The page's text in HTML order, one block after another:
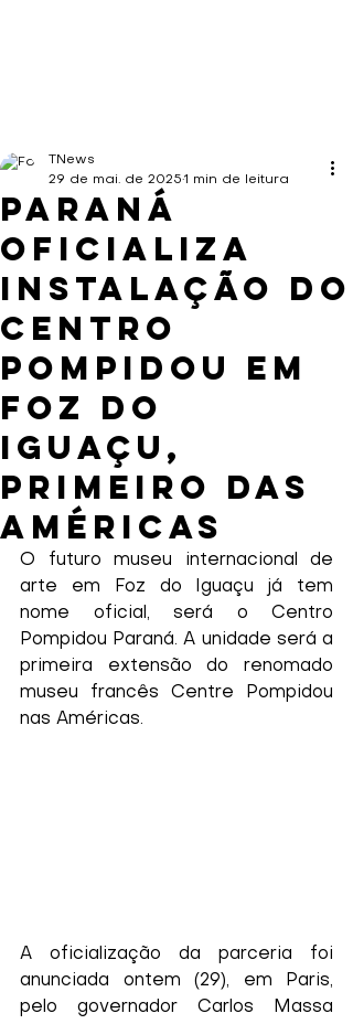
Paraná
oficializa
instalação do
Centro
Pompidou em
Foz do
Iguaçu,
primeiro das
Américas
TNews
29 de mai. de 2025 1 min de leitura
O futuro museu internacional de
arte em Foz do Iguaçu já tem
nome oficial, será o Centro
Pompidou Paraná. A unidade será a
primeira extensão do renomado
museu francês Centre Pompidou
nas Américas.
A oficialização da parceria foi
anunciada ontem (29), em Paris,
pelo governador Carlos Massa